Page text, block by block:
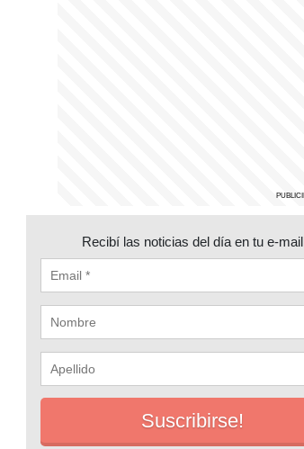
Recibí las noticias del día en tu e-mail